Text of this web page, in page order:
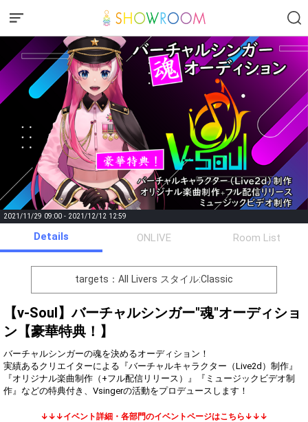
2021/11/29 09:00 - 2021/12/12 12:59
Gifting
Throw gifts to the stage and join
the live performance.
First, try throwing free Stars
Show Gold to purchase gifts
(available from 1 JPY)! When you
continue to send gifts to the
performer(s), the performer's
popularity ranking and your
ranking go up.
To cheer on performers, you can
send them gifts.
To send performers paid items,
Comments
You can post comments. Please
refrain from posting comments
that may offend performers or
Details ONLIVE Room List
targets：All Livers スタイル:Classic
【v-Soul】バーチャルシンガー"魂"オーディショ
ン【豪華特典！】
バーチャルシンガーの魂を決めるオーディション！
実績あるクリエイターによる『バーチャルキャラクター（Live2d）制作』
『オリジナル楽曲制作（+フル配信リリース）』『ミュージックビデオ制
作』などの特典付き、Vsingerの活動をプロデュースします！
↓↓↓イベント詳細・各部門のイベントページはこちら↓↓↓